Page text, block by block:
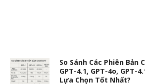
So Sánh Các Phiên Bản
GPT-4.1, GPT-4o, GPT-
Lựa Chọn Tốt Nhất?